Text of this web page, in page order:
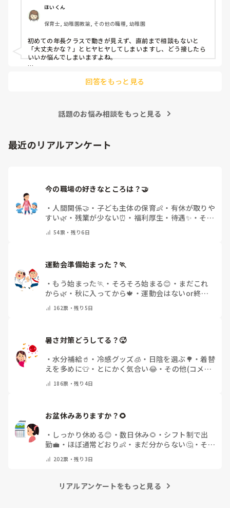
よほど自分に聞きづらいのか、聞く必要性さえ感じないの
か、もうよくわからないです。
対応にも悩みます。
ほいくん
保育士, 幼稚園教諭, その他の職種, 幼稚園
初めての年長クラスで動きが見えず、直前まで相談もないと
「大丈夫かな？」とヒヤヒヤしてしまいますし、どう接したら
いいか悩んでしまいますよね。
「こんなこと聞いたら迷惑かな」と抱え込んでいるケースがと
件、どこまで進んだ？」「困ってることない？」と具体的に声
「毎日夕方に5分だけ進捗確認の時間を取る」などルール化し
てしまうと、後輩も質問しやすくなりますよ。一人で抱え込ま
回答をもっと見る
話題のお悩み相談をもっと見る
最近のリアルアンケート
・ 人間関係🤝 ・ 子ども主体の保育👶 ・ 有休が取りや
すい🌿 ・ 残業が少ない⏰ ・ 福利厚生・待遇✨ ・ その
54票・ 残り6日
運動会準備始まった？🏃
・ もう始まった🏃 ・ そろそろ始まる😊 ・ まだこれ
から🌿 ・ 秋に入ってから🍁 ・運動会はないor終わ
162票・残り5日
暑さ対策どうしてる？🥵
・水分補給🥤 ・ 冷感グッズ🧊 ・ 日陰を選ぶ🌳 ・着替
えを多めに👕 ・ とにかく気合い😂・ その他(コメン
186票・残り4日
お盆休みありますか？🌻
・ しっかり休める😊 ・ 数日休み🌻 ・ シフト制で出
勤💼 ・ ほぼ通常どおり👶 ・ まだ分からない🤔・ その
202票・残り3日
リアルアンケートをもっと見る